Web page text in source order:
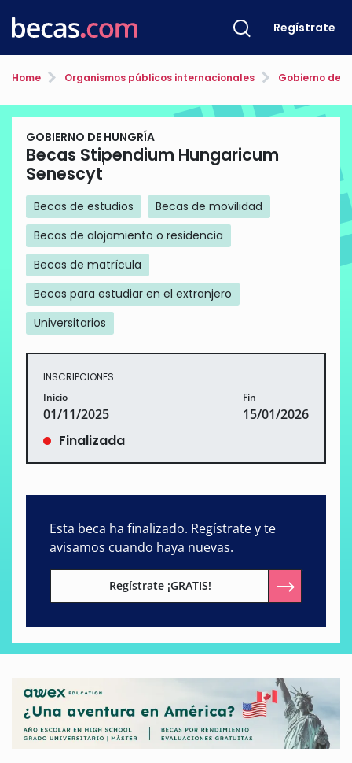
Regístrate
Home Organismos públicos internacionales Gobierno de
GOBIERNO DE HUNGRÍA
Becas Stipendium Hungaricum
Senescyt
Becas de estudios
Becas de movilidad
Becas de alojamiento o residencia
Becas de matrícula
Becas para estudiar en el extranjero
Universitarios
INSCRIPCIONES
Inicio
01/11/2025
Fin
15/01/2026
Finalizada
Esta beca ha finalizado. Regístrate y te
avisamos cuando haya nuevas.
Regístrate ¡GRATIS!